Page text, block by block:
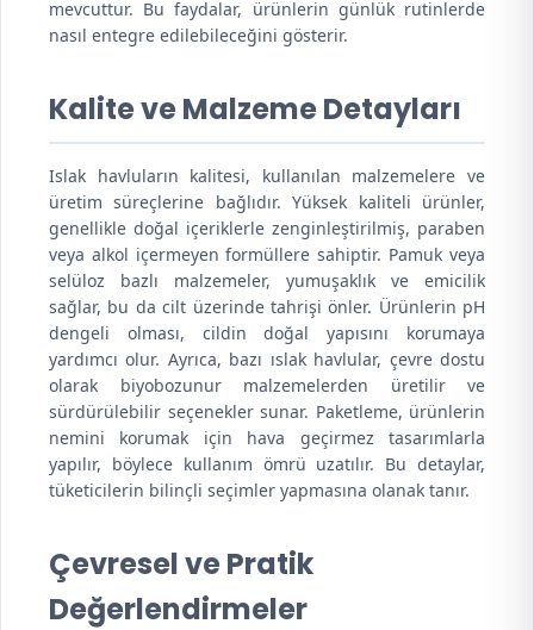
mevcuttur. Bu faydalar, ürünlerin günlük rutinlerde
nasıl entegre edilebileceğini gösterir.
Kalite ve Malzeme Detayları
Islak havluların kalitesi, kullanılan malzemelere ve
üretim süreçlerine bağlıdır. Yüksek kaliteli ürünler,
genellikle doğal içeriklerle zenginleştirilmiş, paraben
veya alkol içermeyen formüllere sahiptir. Pamuk veya
selüloz bazlı malzemeler, yumuşaklık ve emicilik
sağlar, bu da cilt üzerinde tahrişi önler. Ürünlerin pH
dengeli olması, cildin doğal yapısını korumaya
yardımcı olur. Ayrıca, bazı ıslak havlular, çevre dostu
olarak biyobozunur malzemelerden üretilir ve
sürdürülebilir seçenekler sunar. Paketleme, ürünlerin
nemini korumak için hava geçirmez tasarımlarla
yapılır, böylece kullanım ömrü uzatılır. Bu detaylar,
tüketicilerin bilinçli seçimler yapmasına olanak tanır.
Çevresel ve Pratik
Değerlendirmeler